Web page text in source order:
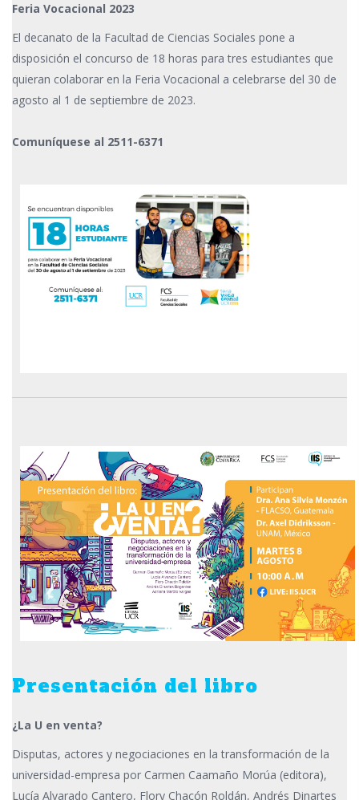
Feria Vocacional 2023
El decanato de la Facultad de Ciencias Sociales pone a
disposición el concurso de 18 horas para tres estudiantes que
quieran colaborar en la Feria Vocacional a celebrarse del 30 de
agosto al 1 de septiembre de 2023.
Comuníquese al 2511-6371
Presentación del libro
¿La U en venta?
Disputas, actores y negociaciones en la transformación de la
universidad-empresa por Carmen Caamaño Morúa (editora),
Lucía Alvarado Cantero, Flory Chacón Roldán, Andrés Dinartes